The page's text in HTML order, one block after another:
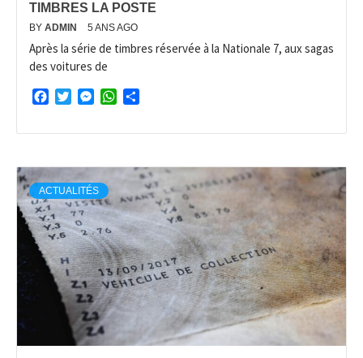
TIMBRES LA POSTE
BY ADMIN 5 ANS AGO
Après la série de timbres réservée à la Nationale 7, aux sagas
des voitures de
FacebookTwitterMessengerWhatsApp
ACTUALITÉS